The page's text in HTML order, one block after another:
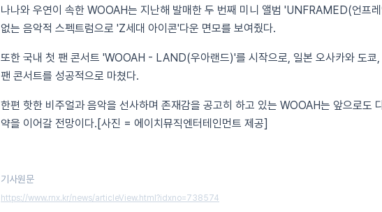
나나와 우연이 속한 WOOAH는 지난해 발매한 두 번째 미니 앨범 'UNFRAMED(언프레
없는 음악적 스펙트럼으로 'Z세대 아이콘'다운 면모를 보여줬다.
또한 국내 첫 팬 콘서트 'WOOAH - LAND(우아랜드)'를 시작으로, 일본 오사카와 도쿄,
팬 콘서트를 성공적으로 마쳤다.
한편 핫한 비주얼과 음악을 선사하며 존재감을 공고히 하고 있는 WOOAH는 앞으로도
약을 이어갈 전망이다.[사진 = 에이치뮤직엔터테인먼트 제공]
기사원문
https://www.rnx.kr/news/articleView.html?idxno=738574